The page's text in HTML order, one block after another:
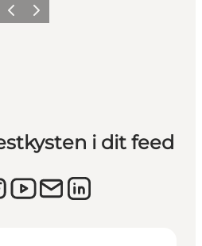
ForrigeNæste
i dit feed